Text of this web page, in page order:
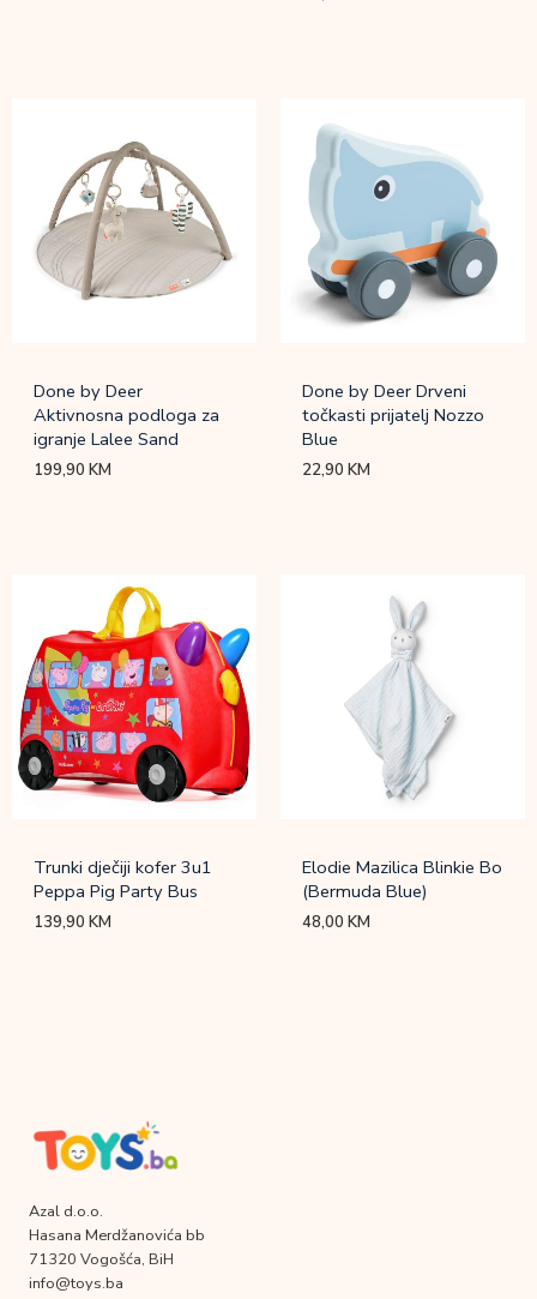
Done by Deer
Aktivnosna podloga za
igranje Lalee Sand
199,90KM
Done by Deer Drveni
točkasti prijatelj Nozzo
Blue
22,90KM
Trunki dječiji kofer 3u1
Peppa Pig Party Bus
139,90KM
Elodie Mazilica Blinkie Bo
(Bermuda Blue)
48,00KM
Azal d.o.o.
Hasana Merdžanovića bb
71320 Vogošća, BiH
info@toys.ba